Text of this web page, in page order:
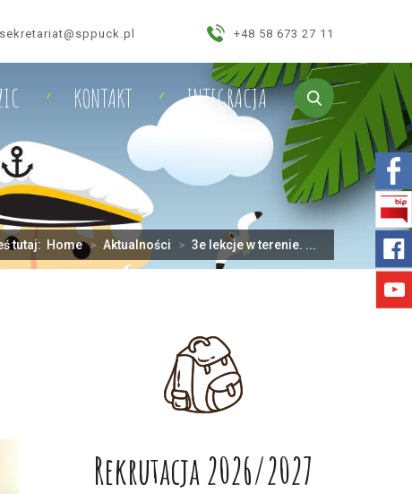
sekretariat@sppuck.pl +48 58 673 27 11
KONTAKT INTEGRACJA
tutaj: Home > Aktualności > 3e lekcje w terenie. ...
Rekrutacja 2026/2027